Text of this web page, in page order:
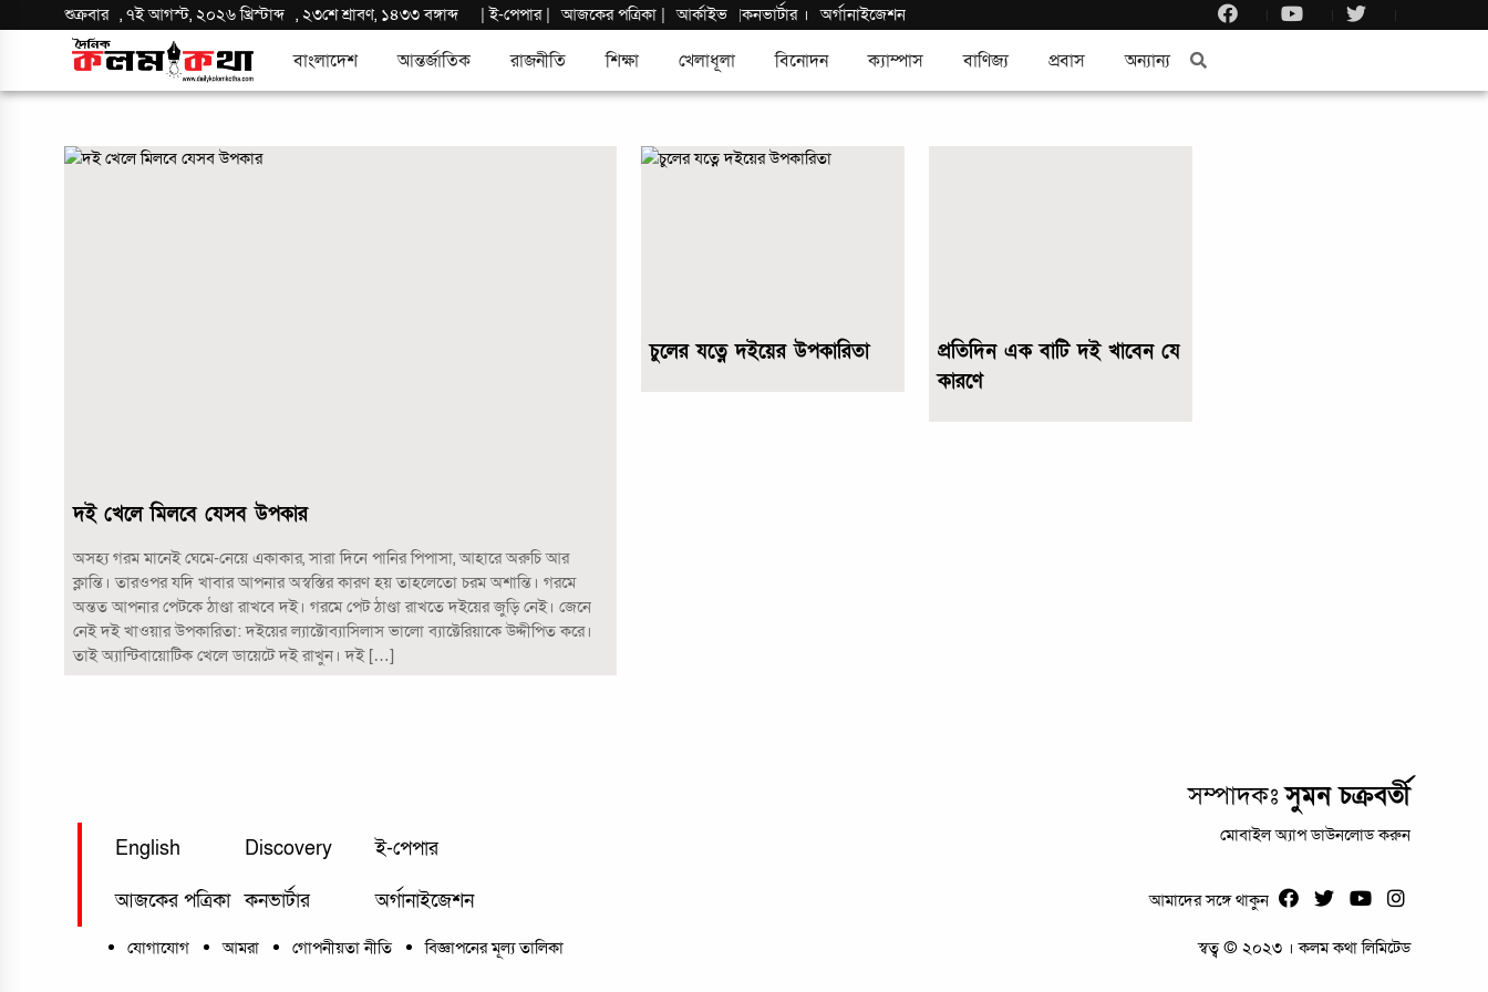
শুক্রবার ,৭ই আগস্ট, ২০২৬ খ্রিস্টাব্দ ,২৩শে শ্রাবণ, ১৪৩৩ বঙ্গাব্দ |ই-পেপার| আজকের পত্রিকা | আর্কাইভ |কনভার্টার । অর্গানাইজেশন
বাংলাদেশ আন্তর্জাতিক রাজনীতি শিক্ষা খেলাধূলা বিনোদন ক্যাম্পাস বাণিজ্য প্রবাস অন্যান্য
দই খেলে মিলবে যেসব উপকার
অসহ্য গরম মানেই ঘেমে-নেয়ে একাকার, সারা দিনে পানির পিপাসা, আহারে অরুচি আর
ক্লান্তি। তারওপর যদি খাবার আপনার অস্বস্তির কারণ হয় তাহলেতো চরম অশান্তি। গরমে
অন্তত আপনার পেটকে ঠাণ্ডা রাখবে দই। গরমে পেট ঠাণ্ডা রাখতে দইয়ের জুড়ি নেই। জেনে
নেই দই খাওয়ার উপকারিতা: দইয়ের ল্যাক্টোব্যাসিলাস ভালো ব্যাক্টেরিয়াকে উদ্দীপিত করে।
তাই অ্যান্টিবায়োটিক খেলে ডায়েটে দই রাখুন। দই […]
চুলের যত্নে দইয়ের উপকারিতা
প্রতিদিন এক বাটি দই খাবেন যে
কারণে
সম্পাদকঃসুমন চক্রবর্তী
English Discovery ই-পেপার
আজকের পত্রিকা কনভার্টার অর্গানাইজেশন
মোবাইল অ্যাপ ডাউনলোড করুন
আমাদের সঙ্গে থাকুন
যোগাযোগ আমরা গোপনীয়তা নীতি বিজ্ঞাপনের মূল্য তালিকা স্বত্ব © ২০২৩ । কলম কথা লিমিটেড